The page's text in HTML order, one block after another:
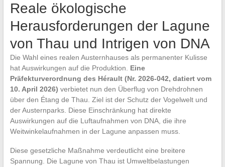
Reale ökologische
Herausforderungen der Lagune
von Thau und Intrigen von DNA
Die Wahl eines realen Austernhauses als permanenter Kulisse
hat Auswirkungen auf die Produktion. Eine
Präfekturverordnung des Hérault (Nr. 2026-042, datiert vom
10. April 2026) verbietet nun den Überflug von Drehdrohnen
über den Étang de Thau. Ziel ist der Schutz der Vogelwelt und
der Austernparks. Diese Einschränkung hat direkte
Auswirkungen auf die Luftaufnahmen von DNA, die ihre
Weitwinkelaufnahmen in der Lagune anpassen muss.
Diese gesetzliche Maßnahme verdeutlicht eine breitere
Spannung. Die Lagune von Thau ist Umweltbelastungen